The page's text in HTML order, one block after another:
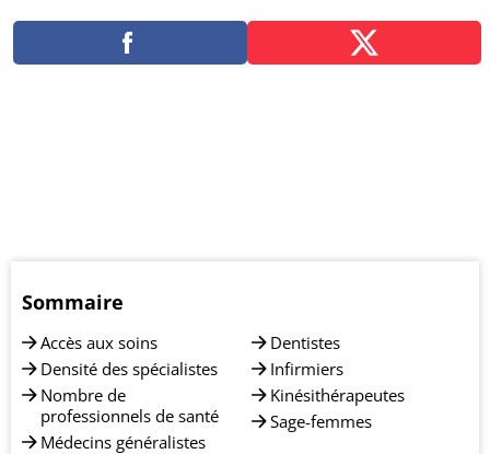
Sommaire
Accès aux soins
Densité des spécialistes
Nombre de
professionnels de santé
Médecins généralistes
Dentistes
Infirmiers
Kinésithérapeutes
Sage-femmes